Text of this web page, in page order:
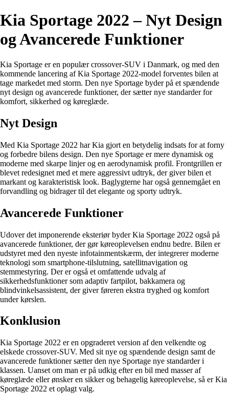
Kia Sportage 2022 – Nyt Design
og Avancerede Funktioner
Kia Sportage er en populær crossover-SUV i Danmark, og med den
kommende lancering af Kia Sportage 2022-model forventes bilen at
tage markedet med storm. Den nye Sportage byder på et spændende
nyt design og avancerede funktioner, der sætter nye standarder for
komfort, sikkerhed og køreglæde.
Nyt Design
Med Kia Sportage 2022 har Kia gjort en betydelig indsats for at forny
og forbedre bilens design. Den nye Sportage er mere dynamisk og
moderne med skarpe linjer og en aerodynamisk profil. Frontgrillen er
blevet redesignet med et mere aggressivt udtryk, der giver bilen et
markant og karakteristisk look. Baglygterne har også gennemgået en
forvandling og bidrager til det elegante og sporty udtryk.
Avancerede Funktioner
Udover det imponerende eksteriør byder Kia Sportage 2022 også på
avancerede funktioner, der gør køreoplevelsen endnu bedre. Bilen er
udstyret med den nyeste infotainmentskærm, der integrerer moderne
teknologi som smartphone-tilslutning, satellitnavigation og
stemmestyring. Der er også et omfattende udvalg af
sikkerhedsfunktioner som adaptiv fartpilot, bakkamera og
blindvinkelsassistent, der giver føreren ekstra tryghed og komfort
under kørslen.
Konklusion
Kia Sportage 2022 er en opgraderet version af den velkendte og
elskede crossover-SUV. Med sit nye og spændende design samt de
avancerede funktioner sætter den nye Sportage nye standarder i
klassen. Uanset om man er på udkig efter en bil med masser af
køreglæde eller ønsker en sikker og behagelig køreoplevelse, så er Kia
Sportage 2022 et oplagt valg.